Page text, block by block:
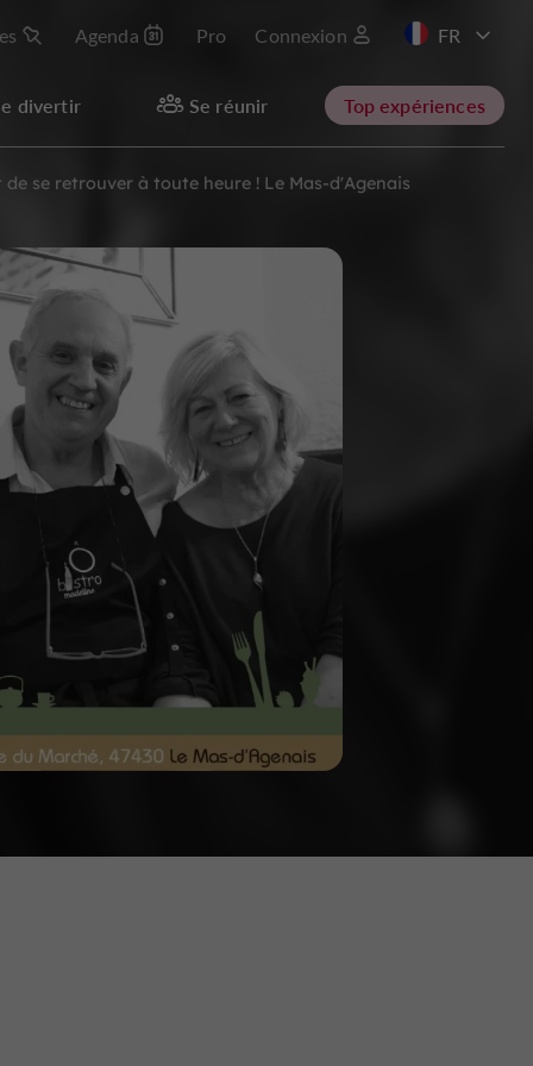
Agenda Pro Connexion
divertir Se réunir Top expériences
se retrouver à toute heure ! Le Mas-d'Agenais